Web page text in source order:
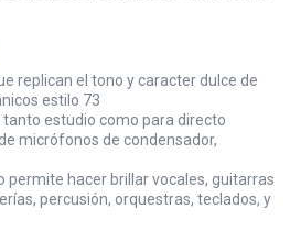
replican el tono y caracter dulce de
estilo 73
estudio como para directo
micrófonos de condensador,
permite hacer brillar vocales, guitarras
percusión, orquestras, teclados, y